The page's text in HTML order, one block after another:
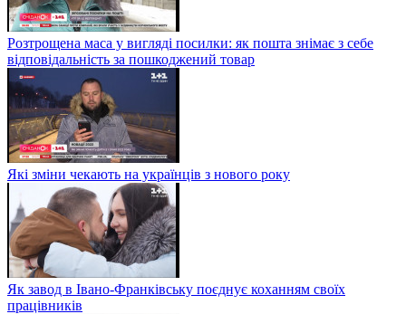
Розтрощена маса у вигляді посилки: як пошта знімає з себе
відповідальність за пошкоджений товар
Які зміни чекають на українців з нового року
Як завод в Івано-Франківську поєднує коханням своїх
працівників